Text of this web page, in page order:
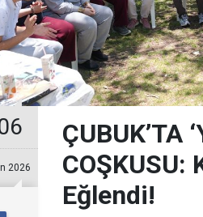
2026
ÇUBUK’TA
Eğlendi!